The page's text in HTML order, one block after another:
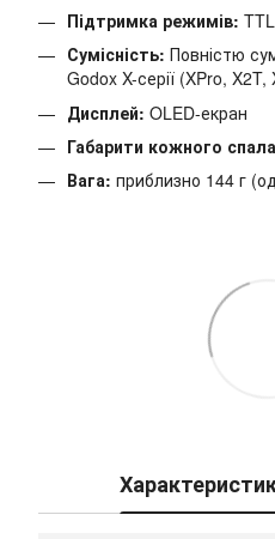
Підтримка режимів:
Сумісність: Повністю
Godox X-серії (XPro, X2T,
Дисплей: OLED-екран
Габарити кожного
Вага: приблизно 144 г